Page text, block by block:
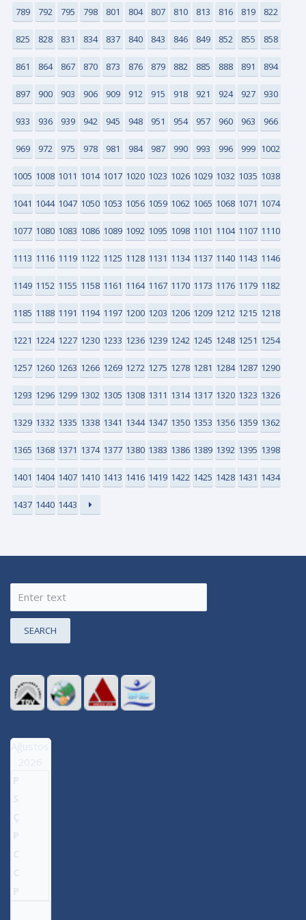
789 792 795 798 801 804 807 810 813 816 819 822
825 828 831 834 837 840 843 846 849 852 855 858
861 864 867 870 873 876 879 882 885 888 891 894
897 900 903 906 909 912 915 918 921 924 927 930
933 936 939 942 945 948 951 954 957 960 963 966
969 972 975 978 981 984 987 990 993 996 999 1002
1005 1008 1011 1014 1017 1020 1023 1026 1029 1032 1035 1038
1041 1044 1047 1050 1053 1056 1059 1062 1065 1068 1071 1074
1077 1080 1083 1086 1089 1092 1095 1098 1101 1104 1107 1110
1113 1116 1119 1122 1125 1128 1131 1134 1137 1140 1143 1146
1149 1152 1155 1158 1161 1164 1167 1170 1173 1176 1179 1182
1185 1188 1191 1194 1197 1200 1203 1206 1209 1212 1215 1218
1221 1224 1227 1230 1233 1236 1239 1242 1245 1248 1251 1254
1257 1260 1263 1266 1269 1272 1275 1278 1281 1284 1287 1290
1293 1296 1299 1302 1305 1308 1311 1314 1317 1320 1323 1326
1329 1332 1335 1338 1341 1344 1347 1350 1353 1356 1359 1362
1365 1368 1371 1374 1377 1380 1383 1386 1389 1392 1395 1398
1401 1404 1407 1410 1413 1416 1419 1422 1425 1428 1431 1434
1437 1440 1443
SEARCH
Ağustos
2026
P
S
Ç
P
C
C
P